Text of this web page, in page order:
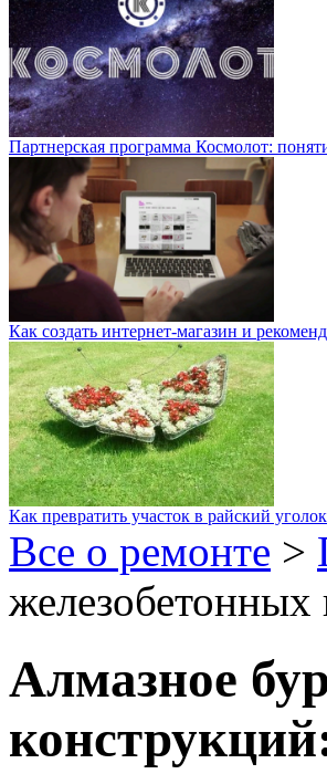
Партнерская программа Космолот:
Как создать интернет-магазин и
Как превратить участок в райский уголок
Все о ремонте >
Алмазное